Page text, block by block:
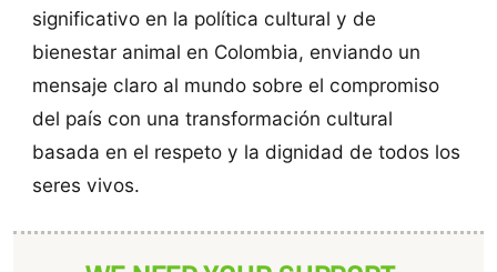
significativo en la política cultural y de
bienestar animal en Colombia, enviando un
mensaje claro al mundo sobre el compromiso
del país con una transformación cultural
basada en el respeto y la dignidad de todos los
seres vivos.